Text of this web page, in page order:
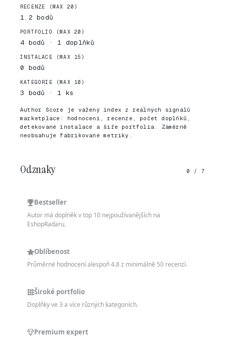
RECENZE (MAX 20)
1.2 bodů
PORTFOLIO (MAX 20)
4 bodů · 1 doplňků
INSTALACE (MAX 15)
0 bodů
KATEGORIE (MAX 10)
3 bodů · 1 ks
Author Score je vážený index z reálných signálů
marketplace: hodnocení, recenze, počet doplňků,
detekované instalace a šíře portfolia. Záměrně
neobsahuje fabrikované metriky.
Odznaky 0 / 7
Bestseller
Autor má doplněk v top 10 nejpoužívanějších na
EshopRadaru.
Oblíbenost
Průměrné hodnocení alespoň 4.8 z minimálně 50 recenzí.
Široké portfolio
Doplňky ve 3 a více různých kategoriích.
Premium expert